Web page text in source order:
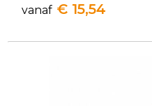
vanaf € 15,54